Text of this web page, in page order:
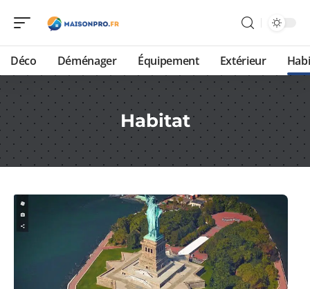
Déco Déménager Équipement Extérieur
Habitat